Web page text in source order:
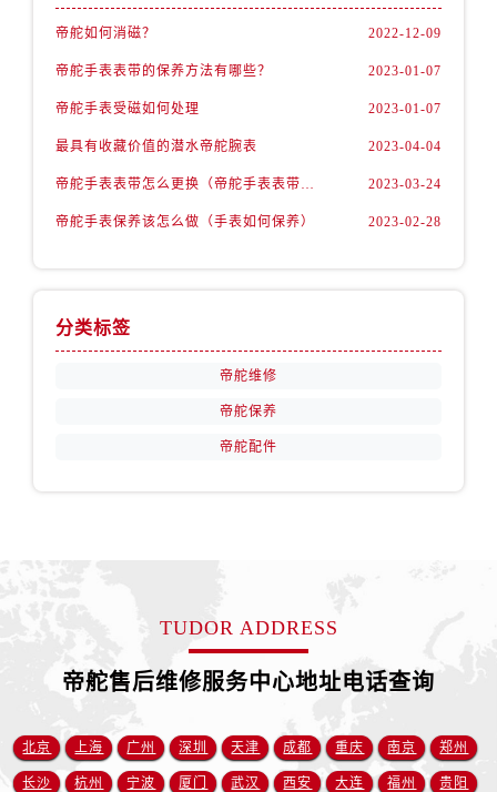
广西壮族自治区贵港市港北区港城街道布山大道与仙衣路交叉口帝舵售后服务中心（需提前预约）
广西壮族自治区梧州市万秀区龙湖镇高旺路帝舵售后服务中心（需提前预约）
海南省文昌市文城镇教育东路帝舵售后服务中心（需提前预约）
海南省五指山市通什镇三月三大道帝舵售后服务中心（需提前预约）
帝舵如何消磁？ 2022-12-09
帝舵手表表带的保养方法有哪些？ 2023-01-07
帝舵手表受磁如何处理 2023-01-07
最具有收藏价值的潜水帝舵腕表 2023-04-04
帝舵手表表带怎么更换（帝舵手表表带如何更换) 2023-03-24
帝舵手表保养该怎么做（手表如何保养） 2023-02-28
分类标签
帝舵维修
帝舵保养
帝舵配件
TUDOR ADDRESS
帝舵售后维修服务中心地址电话查询
北京 上海 广州 深圳 天津 成都 重庆 南京 郑州
长沙 杭州 宁波 厦门 武汉 西安 大连 福州 贵阳